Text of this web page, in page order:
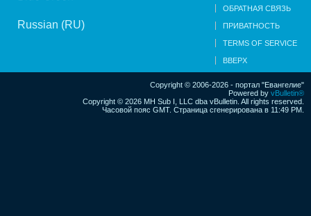
Russian (RU)
ОБРАТНАЯ СВЯЗЬ
ПРИВАТНОСТЬ
TERMS OF SERVICE
ВВЕРХ
Copyright © 2006-2026 - портал "Евангелие"
Powered by vBulletin®
Copyright © 2026 MH Sub I, LLC dba vBulletin. All rights reserved.
Часовой пояс GMT. Страница сгенерирована в 11:49 PM.